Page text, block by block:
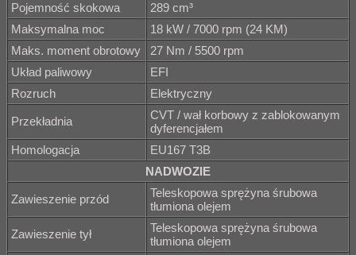
Pojemność skokowa
289 cm³
Maksymalna moc
18 kW / 7000 rpm (24 KM)
Maks. moment obrotowy
27 Nm / 5500 rpm
Układ paliwowy
EFI
Rozruch
Elektryczny
Przekładnia
CVT / wał korbowy z zablokowanym
dyferencjałem
Homologacja
EU167 T3B
NADWOZIE
Zawieszenie przód
Teleskopowa sprężyna śrubowa
tłumiona olejem
Zawieszenie tył
Teleskopowa sprężyna śrubowa
tłumiona olejem